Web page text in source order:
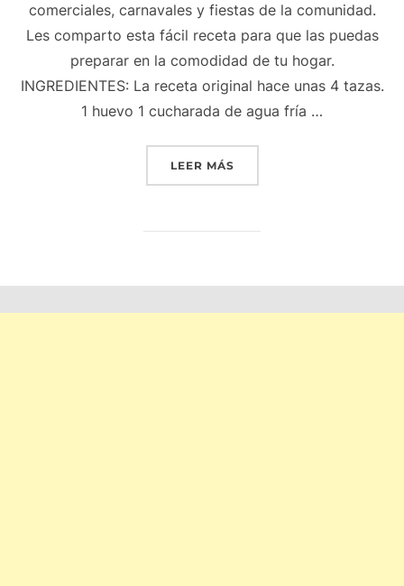
comerciales, carnavales y fiestas de la comunidad.
Les comparto esta fácil receta para que las puedas
preparar en la comodidad de tu hogar.
INGREDIENTES: La receta original hace unas 4 tazas.
1 huevo 1 cucharada de agua fría …
LEER MÁS«ENDULZA LAS